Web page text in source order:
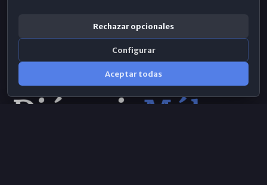
Rechazar opcionales
Configurar
Aceptar todas